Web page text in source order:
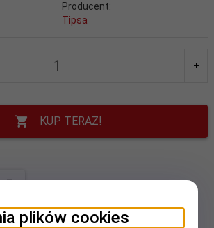
Producent:
Tipsa
KUP TERAZ!
plików cookies